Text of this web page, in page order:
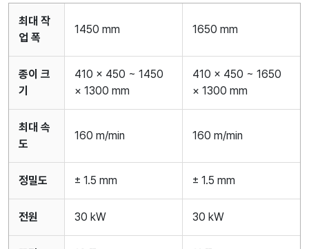
최대 작
업 폭
1450 mm 1650 mm
종이 크
기
410 × 450 ~ 1450
× 1300 mm
410 × 450 ~ 1650
× 1300 mm
최대 속
도
160 m/min 160 m/min
정밀도 ± 1.5 mm ± 1.5 mm
전원 30 kW 30 kW